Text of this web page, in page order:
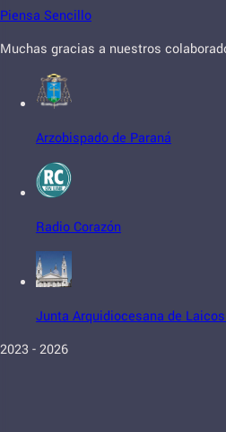
Piensa Sencillo
Muchas gracias a nuestros
Arzobispado de Paraná
Radio Corazón
Junta Arquidiocesana de
2023 - 2026